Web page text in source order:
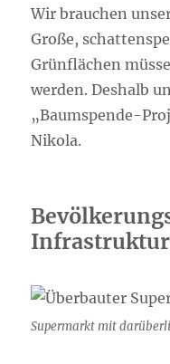
Wir brauchen
Große,
Grünflächen
werden. Deshalb
„Baumspende-
Nikola.
Supermarkt mit